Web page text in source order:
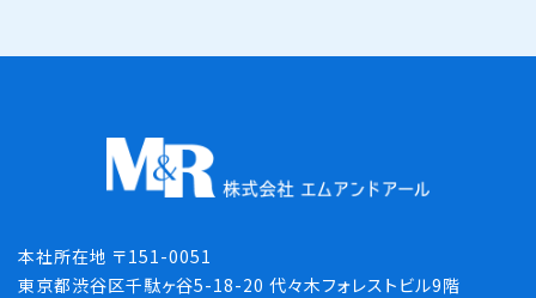
本社所在地 〒151-0051
東京都渋谷区千駄ヶ谷5-18-20 代々木フォレストビル9階